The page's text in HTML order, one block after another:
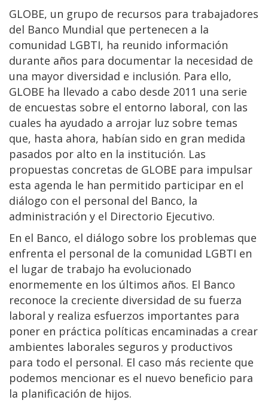
GLOBE, un grupo de recursos para trabajadores
del Banco Mundial que pertenecen a la
comunidad LGBTI, ha reunido información
durante años para documentar la necesidad de
una mayor diversidad e inclusión. Para ello,
GLOBE ha llevado a cabo desde 2011 una serie
de encuestas sobre el entorno laboral, con las
cuales ha ayudado a arrojar luz sobre temas
que, hasta ahora, habían sido en gran medida
pasados por alto en la institución. Las
propuestas concretas de GLOBE para impulsar
esta agenda le han permitido participar en el
diálogo con el personal del Banco, la
administración y el Directorio Ejecutivo.
En el Banco, el diálogo sobre los problemas que
enfrenta el personal de la comunidad LGBTI en
el lugar de trabajo ha evolucionado
enormemente en los últimos años. El Banco
reconoce la creciente diversidad de su fuerza
laboral y realiza esfuerzos importantes para
poner en práctica políticas encaminadas a crear
ambientes laborales seguros y productivos
para todo el personal. El caso más reciente que
podemos mencionar es el nuevo beneficio para
la planificación de hijos.